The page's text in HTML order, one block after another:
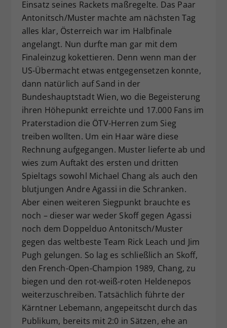
Einsatz seines Rackets maßregelte. Das Paar
Antonitsch/Muster machte am nächsten Tag
alles klar, Österreich war im Halbfinale
angelangt. Nun durfte man gar mit dem
Finaleinzug kokettieren. Denn wenn man der
US-Übermacht etwas entgegensetzen konnte,
dann natürlich auf Sand in der
Bundeshauptstadt Wien, wo die Begeisterung
ihren Höhepunkt erreichte und 17.000 Fans im
Praterstadion die ÖTV-Herren zum Sieg
treiben wollten. Um ein Haar wäre diese
Rechnung aufgegangen. Muster lieferte ab und
wies zum Auftakt des ersten und dritten
Spieltags sowohl Michael Chang als auch den
blutjungen Andre Agassi in die Schranken.
Aber einen weiteren Siegpunkt brauchte es
noch – dieser war weder Skoff gegen Agassi
noch dem Doppelduo Antonitsch/Muster
gegen das weltbeste Team Rick Leach und Jim
Pugh gelungen. So lag es schließlich an Skoff,
den French-Open-Champion 1989, Chang, zu
biegen und den rot-weiß-roten Heldenepos
weiterzuschreiben. Tatsächlich führte der
Kärntner Lebemann, angepeitscht durch das
Publikum, bereits mit 2:0 in Sätzen, ehe an